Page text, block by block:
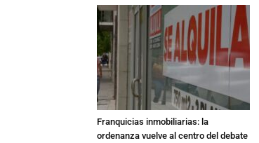
Franquicias inmobiliarias: la
ordenanza vuelve al centro del debate